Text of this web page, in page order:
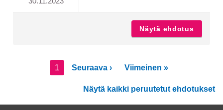
Näytä ehdotus
1 Seuraava › Viimeinen »
Näytä kaikki peruutetut ehdotukset